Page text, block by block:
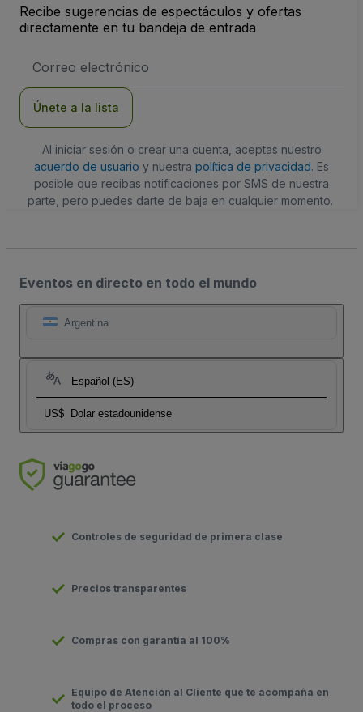
Recibe sugerencias de espectáculos y ofertas
directamente en tu bandeja de entrada
de
Únete a la lista
Al iniciar sesión o crear una cuenta, aceptas nuestro
acuerdo de usuario y nuestra política de privacidad. Es
posible que recibas notificaciones por SMS de nuestra
parte, pero puedes darte de baja en cualquier momento.
Eventos en directo en todo el mundo
Argentina
Español (ES)
US$ Dolar estadounidense
Controles de seguridad de primera clase
Precios transparentes
Compras con garantía al 100%
Equipo de Atención al Cliente que te acompaña en
todo el proceso